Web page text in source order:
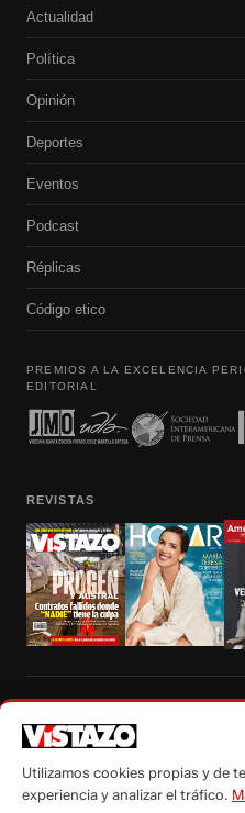
Actualidad
Política
Opinión
Deportes
Eventos
Podcast
Réplicas
Código etico
PREMIOS A LA EXCELENCIA
EDITORIAL
REVISTAS
autorización escrita de su titular, de
Utilizamos cookies propias y de
experiencia y analizar el tráfico.